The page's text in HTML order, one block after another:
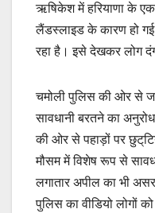
ऋषिकेश में हरियाणा के एक
लैंडस्लाइड के कारण हो
रहा है। इसे देखकर लोग
चमोली पुलिस की ओर से
सावधानी बरतने का
की ओर से पहाड़ों पर
मौसम में विशेष रूप से
लगातार अपील का भी
पुलिस का वीडियो लोगों